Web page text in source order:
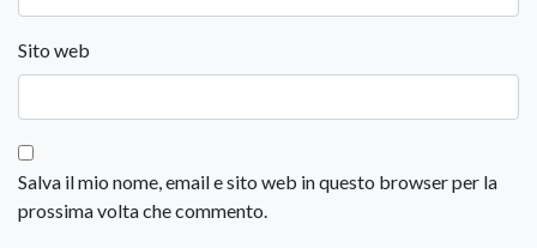
Sito web
Salva il mio nome, email e sito web in questo browser per la
prossima volta che commento.